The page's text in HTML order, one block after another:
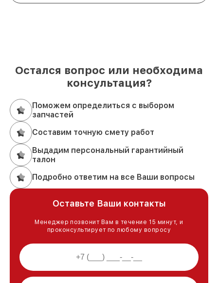
Остался вопрос или необходима
консультация?
Поможем определиться с выбором
запчастей
Составим точную смету работ
Выдадим персональный гарантийный
талон
Подробно ответим на все Ваши вопросы
Оставьте Ваши контакты
Менеджер позвонит Вам в течение 15 минут, и
проконсультирует по любому вопросу